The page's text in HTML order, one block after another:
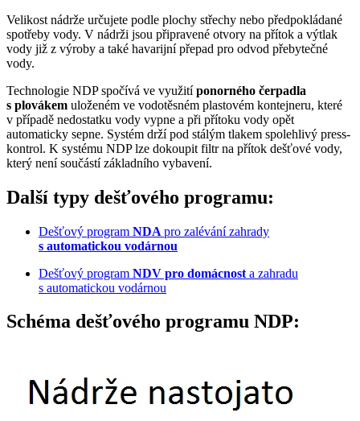
Velikost nádrže určujete podle plochy střechy nebo předpokládané
spotřeby vody. V nádrži jsou připravené otvory na přítok a výtlak
vody již z výroby a také havarijní přepad pro odvod přebytečné
vody.
Technologie NDP spočívá ve využitíponorného čerpadla
s plovákem uloženém ve vodotěsném plastovém kontejneru, které
v případě nedostatku vody vypne a při přítoku vody opět
automaticky sepne. Systém drží pod stálým tlakem spolehlivý press-
kontrol. K systému NDP lze dokoupit filtr na přítok dešťové vody,
který není součástí základního vybavení.
Další typy dešťového programu:
Dešťový program NDA pro zalévání zahrady
s automatickou vodárnou
Dešťový program NDV pro domácnost a zahradu
s automatickou vodárnou
Schéma dešťového programu NDP: